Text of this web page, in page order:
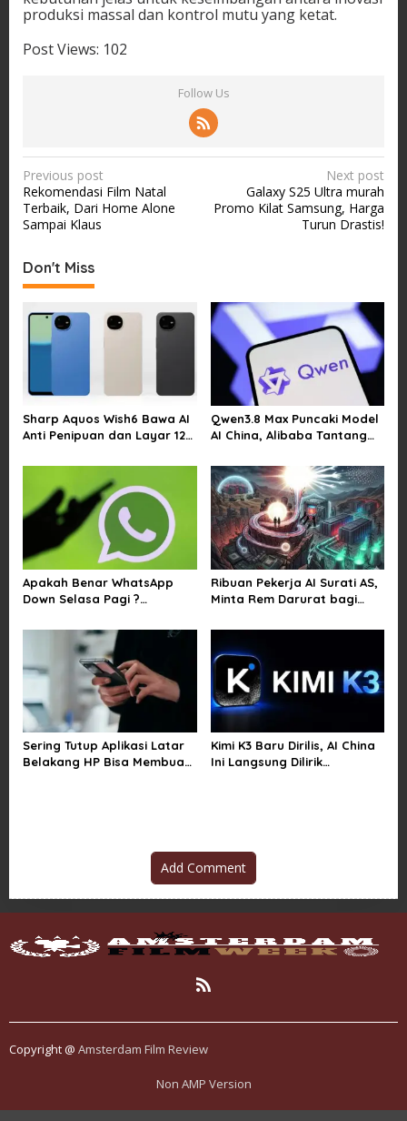
produksi massal dan kontrol mutu yang ketat.
Post Views: 102
Follow Us
P
o
s
n
a
t
n
Previous post
Rekomendasi Film Natal
Terbaik, Dari Home Alone
Sampai Klaus
Next post
Galaxy S25 Ultra murah
Promo Kilat Samsung, Harga
Turun Drastis!
Don't Miss
Sharp Aquos Wish6 Bawa AI
Anti Penipuan dan Layar 120
Qwen3.8 Max Puncaki Model
AI China, Alibaba Tantang
Apakah Benar WhatsApp
Down Selasa Pagi ?
Gambar dan Video di
Sejumlah Wilayah
Ribuan Pekerja AI Surati AS,
Minta Rem Darurat bagi
Sering Tutup Aplikasi Latar
Belakang HP Bisa Membuat
Kimi K3 Baru Dirilis, AI China
Ini Langsung Dilirik
Add Comment
Copyright @ Amsterdam Film Review
Non AMP Version